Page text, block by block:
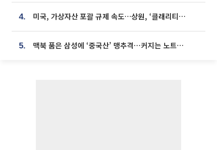
4. 미국, 가상자산 포괄 규제 속도…상원, ‘클래리티법’ 9월 절차투표 추진
5. 맥북 품은 삼성에 ‘중국산’ 맹추격⋯커지는 노트북 OLED 시장